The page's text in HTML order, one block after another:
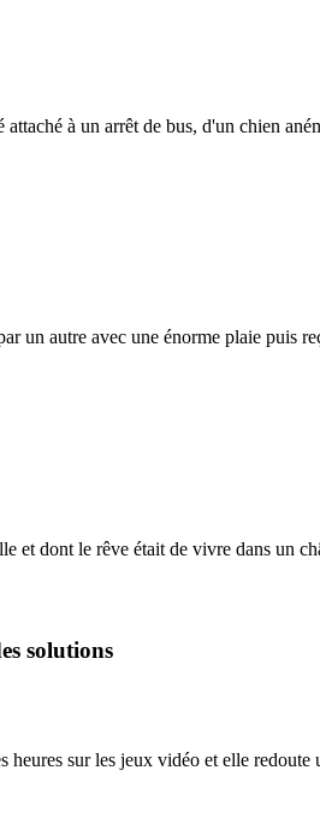
à un arrêt de bus, d'un chien
un autre avec une énorme plaie puis
et dont le rêve était de vivre dans un
solutions
heures sur les jeux vidéo et elle